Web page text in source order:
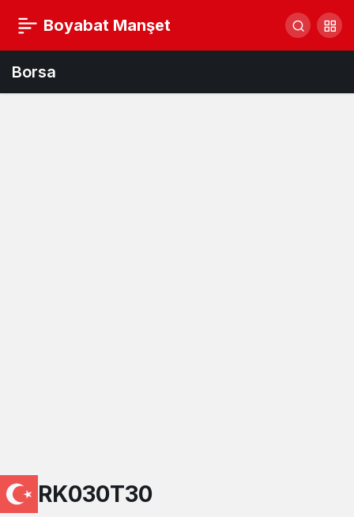
Boyabat Manşet
Borsa
RK030T30